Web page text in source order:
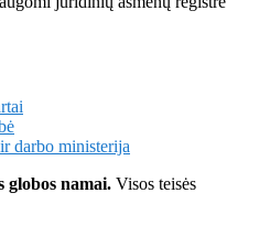
darbo ministerija
globos namai. Visos teisės